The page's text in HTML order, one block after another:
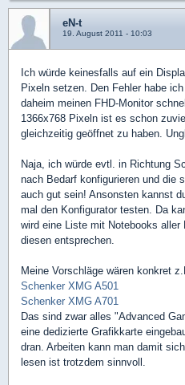
eN-t
19. August 2011 - 10:03
Ich würde keinesfalls auf ein
Pixeln setzen. Den Fehler habe
daheim meinen FHD-Monitor
1366x768 Pixeln ist es schon
gleichzeitig geöffnet zu haben.
Naja, ich würde evtl. in Richtung
nach Bedarf konfigurieren und die
auch gut sein! Ansonsten kannst
mal den Konfigurator testen. Da
wird eine Liste mit Notebooks
diesen entsprechen.
Meine Vorschläge wären konkret
Schenker XMG A501
Schenker XMG A701
Das sind zwar alles "Advanced
eine dedizierte Grafikkarte
dran. Arbeiten kann man damit
lesen ist trotzdem sinnvoll.